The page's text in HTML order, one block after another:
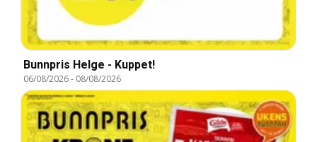
Bunnpris Helge - Kuppet!
06/08/2026- 08/08/2026